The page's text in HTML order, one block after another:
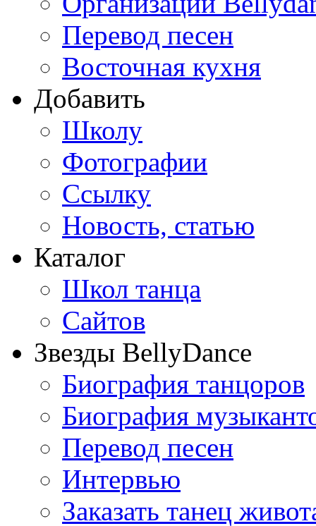
Перевод песен
Восточная кухня
Добавить
Школу
Фотографии
Ссылку
Новость, статью
Каталог
Школ танца
Сайтов
Звезды BellyDance
Биография танцоров
Биография
Перевод песен
Интервью
Заказать танец